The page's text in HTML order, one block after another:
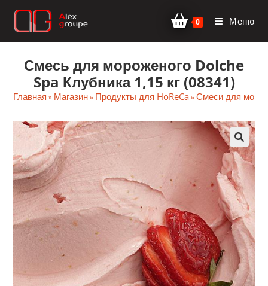
Перейти
0 Меню
Смесь для мороженого Dolche
Spa Клубника 1,15 кг (08341)
Главная » Магазин» Продукты для HoReCa»Смеси для
🔍